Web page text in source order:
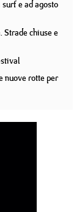
e ad agosto
Strade chiuse e
nuove rotte per